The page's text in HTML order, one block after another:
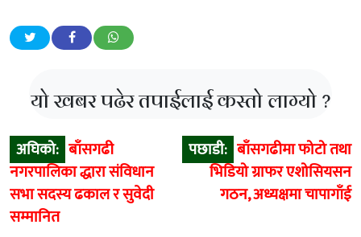
यो खबर पढेर तपाईलाई कस्तो लाग्यो ?
Post
navigation
अघिको: बाँसगढी
नगरपालिका द्धारा संविधान
सभा सदस्य ढकाल र सुवेदी
सम्मानित
पछाडी: बाँसगढीमा फोटो तथा
भिडियो ग्राफर एशोसियसन
गठन, अध्यक्षमा चापागाँई